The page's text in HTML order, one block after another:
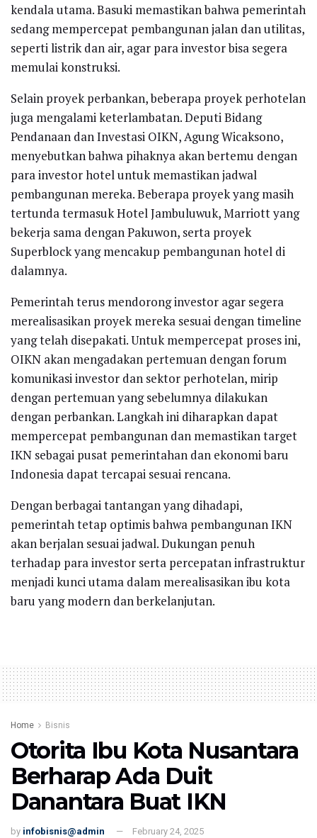
kendala utama. Basuki memastikan bahwa pemerintah
sedang mempercepat pembangunan jalan dan utilitas,
seperti listrik dan air, agar para investor bisa segera
memulai konstruksi.
Selain proyek perbankan, beberapa proyek perhotelan
juga mengalami keterlambatan. Deputi Bidang
Pendanaan dan Investasi OIKN, Agung Wicaksono,
menyebutkan bahwa pihaknya akan bertemu dengan
para investor hotel untuk memastikan jadwal
pembangunan mereka. Beberapa proyek yang masih
tertunda termasuk Hotel Jambuluwuk, Marriott yang
bekerja sama dengan Pakuwon, serta proyek
Superblock yang mencakup pembangunan hotel di
dalamnya.
Pemerintah terus mendorong investor agar segera
merealisasikan proyek mereka sesuai dengan timeline
yang telah disepakati. Untuk mempercepat proses ini,
OIKN akan mengadakan pertemuan dengan forum
komunikasi investor dan sektor perhotelan, mirip
dengan pertemuan yang sebelumnya dilakukan
dengan perbankan. Langkah ini diharapkan dapat
mempercepat pembangunan dan memastikan target
IKN sebagai pusat pemerintahan dan ekonomi baru
Indonesia dapat tercapai sesuai rencana.
Dengan berbagai tantangan yang dihadapi,
pemerintah tetap optimis bahwa pembangunan IKN
akan berjalan sesuai jadwal. Dukungan penuh
terhadap para investor serta percepatan infrastruktur
menjadi kunci utama dalam merealisasikan ibu kota
baru yang modern dan berkelanjutan.
Home Bisnis
Otorita Ibu Kota Nusantara
Berharap Ada Duit
Danantara Buat IKN
by infobisnis@admin February 24, 2025